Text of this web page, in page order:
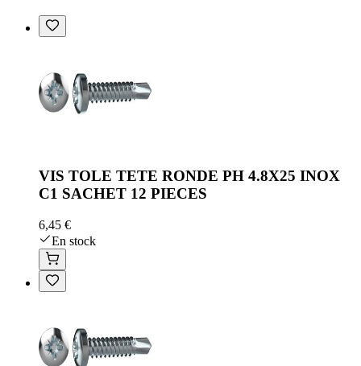
VIS TOLE TETE RONDE PH 4.8X25 INOX
C1 SACHET 12 PIECES
6,45 €
En stock